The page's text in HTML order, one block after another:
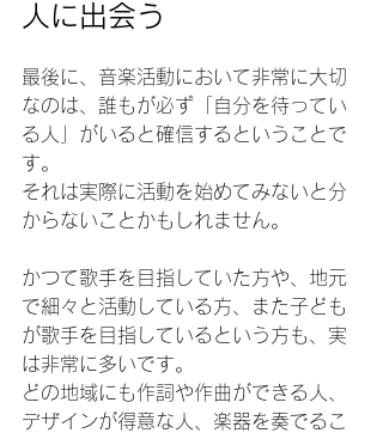
人に出会う
最後に、音楽活動において非常に大切
なのは、誰もが必ず「自分を待ってい
る人」がいると確信するということで
す。
それは実際に活動を始めてみないと分
からないことかもしれません。
かつて歌手を目指していた方や、地元
で細々と活動している方、また子ども
が歌手を目指しているという方も、実
は非常に多いです。
どの地域にも作詞や作曲ができる人、
デザインが得意な人、楽器を奏でるこ